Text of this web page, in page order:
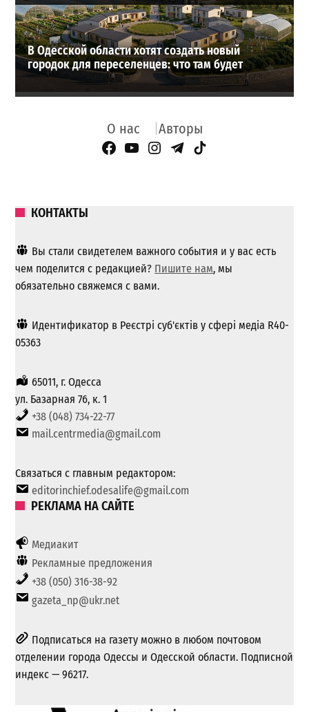
В Одесской области хотят создать новый
городок для переселенцев: что там будет
О нас Авторы
Facebook Page
YouTube
Instagram
Telegram
TikTok
КОНТАКТЫ
Вы стали свидетелем важного события и у вас есть
чем поделится с редакцией? Пишите нам, мы
обязательно свяжемся с вами.
Идентификатор в Реєстрі суб'єктів у сфері медіа R40-
05363
65011, г. Одесса
ул. Базарная 76, к. 1
+38 (048) 734-22-77
mail.centrmedia@gmail.com
Связаться с главным редактором:
editorinchief.odesalife@gmail.com
РЕКЛАМА НА САЙТЕ
Медиакит
Рекламные предложения
+38 (050) 316-38-92
gazeta_np@ukr.net
Подписаться на газету можно в любом почтовом
отделении города Одессы и Одесской области. Подписной
индекс — 96217.